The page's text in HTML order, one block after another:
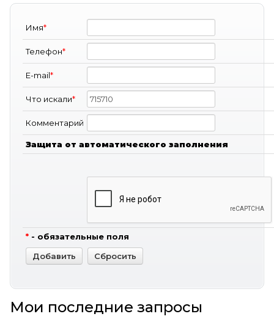
Имя*
Телефон*
E-mail*
Что искали*
Комментарий
Защита от автоматического заполнения
* - обязательные поля
Мои последние запросы